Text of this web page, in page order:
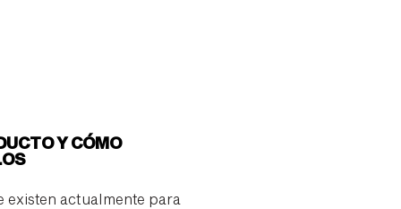
Y CÓMO
existen actualmente para